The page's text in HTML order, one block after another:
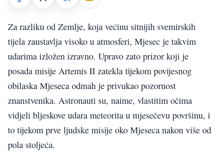
Za razliku od Zemlje, koja većinu sitnijih svemirskih
tijela zaustavlja visoko u atmosferi, Mjesec je takvim
udarima izložen izravno. Upravo zato prizor koji je
posada misije Artemis II zatekla tijekom povijesnog
obilaska Mjeseca odmah je privukao pozornost
znanstvenika. Astronauti su, naime, vlastitim očima
vidjeli bljeskove udara meteorita u mjesečevu površinu, i
to tijekom prve ljudske misije oko Mjeseca nakon više od
pola stoljeća.